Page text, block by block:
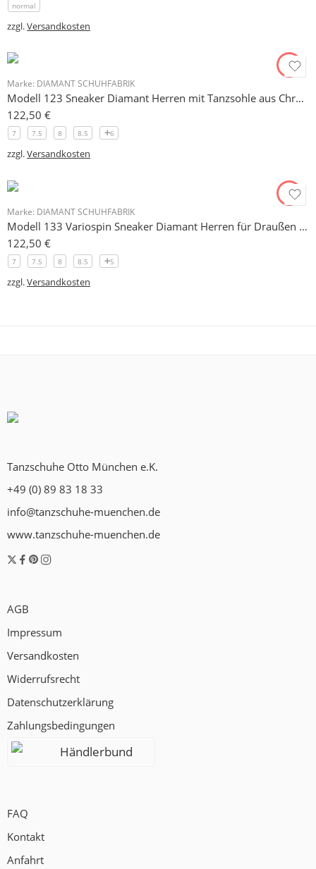
normal
zzgl.Versandkosten
Marke: DIAMANT SCHUHFABRIK
Modell 123 Sneaker Diamant Herren mit Tanzsohle aus Chromleder
122,50 €
7 7.5 8 8.5 6
zzgl.Versandkosten
Marke: DIAMANT SCHUHFABRIK
Modell 133 Variospin Sneaker Diamant Herren für Draußen und Drinnen
122,50 €
7 7.5 8 8.5 5
zzgl.Versandkosten
Tanzschuhe Otto München e.K.
+49 (0) 89 83 18 33
info@tanzschuhe-muenchen.de
www.tanzschuhe-muenchen.de
AGB
Impressum
Versandkosten
Widerrufsrecht
Datenschutzerklärung
Zahlungsbedingungen
Händlerbund
FAQ
Kontakt
Anfahrt